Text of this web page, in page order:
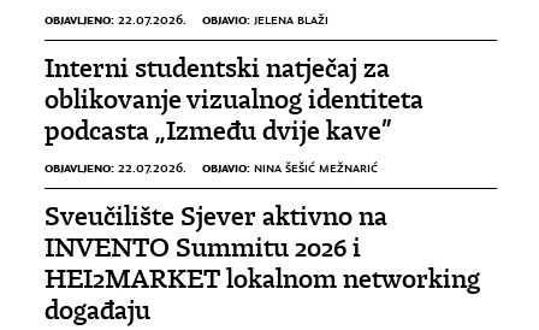
OBJAVLJENO: 22.07.2026. OBJAVIO: JELENA BLAŽI
Interni studentski natječaj za
oblikovanje vizualnog identiteta
podcasta „Između dvije kave”
OBJAVLJENO: 22.07.2026. OBJAVIO: NINA ŠEŠIĆ MEŽNARIĆ
Sveučilište Sjever aktivno na
INVENTO Summitu 2026 i
HEI2MARKET lokalnom networking
događaju